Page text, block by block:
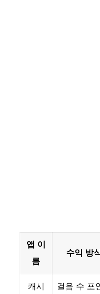
앱 이
름
수익 방
캐시
걸음 수 포